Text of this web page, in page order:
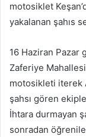
motosiklet
yakalanan şahıs
16 Haziran Pazar
Zaferiye
motosikleti iterek
şahsı gören
İhtara durmayan
sonradan